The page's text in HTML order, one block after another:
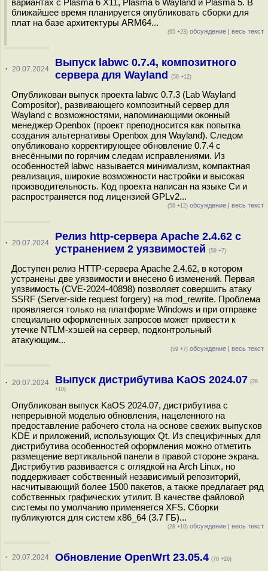
вариантах с Plasma 6 X11, Plasma 6 Wayland и Plasma 5. В
ближайшее время планируется опубликовать сборки для
плат на базе архитектуры ARM64...
(95 +23) обсуждение | весь текст
· 20.07.2024
Выпуск labwc 0.7.4, композитного
сервера для Wayland
(56 +12)
Опубликован выпуск проекта labwc 0.7.3 (Lab Wayland
Compositor), развивающего композитный сервер для
Wayland с возможностями, напоминающими оконный
менеджер Openbox (проект преподносится как попытка
создания альтернативы Openbox для Wayland). Следом
опубликовано корректирующее обновление 0.7.4 c
внесёнными по горячим следам исправлениями. Из
особенностей labwc называется минимализм, компактная
реализация, широкие возможности настройки и высокая
производительность. Код проекта написан на языке Си и
распространяется под лицензией GPLv2...
(56 +12) обсуждение | весь текст
· 20.07.2024
Релиз http-сервера Apache 2.4.62 с
устранением 2 уязвимостей (59 +7)
Доступен релиз HTTP-сервера Apache 2.4.62, в котором
устранены две уязвимости и внесено 6 изменений. Первая
уязвимость (CVE-2024-40898) позволяет совершить атаку
SSRF (Server-side request forgery) на mod_rewrite. Проблема
проявляется только на платформе Windows и при отправке
специально оформленных запросов может привести к
утечке NTLM-хэшей на сервер, подконтрольный
атакующим...
(59 +7) обсуждение | весь текст
· 20.07.2024 Выпуск дистрибутива KaOS 2024.07 (28
+10)
Опубликован выпуск KaOS 2024.07, дистрибутива с
непрерывной моделью обновления, нацеленного на
предоставление рабочего стола на основе свежих выпусков
KDE и приложений, использующих Qt. Из специфичных для
дистрибутива особенностей оформления можно отметить
размещение вертикальной панели в правой стороне экрана.
Дистрибутив развивается с оглядкой на Arch Linux, но
поддерживает собственный независимый репозиторий,
насчитывающий более 1500 пакетов, а также предлагает ряд
собственных графических утилит. В качестве файловой
системы по умолчанию применяется XFS. Сборки
публикуются для систем x86_64 (3.7 ГБ)...
(28 +10) обсуждение | весь текст
· 20.07.2024 Обновление OpenWrt 23.05.4 (70 +26)